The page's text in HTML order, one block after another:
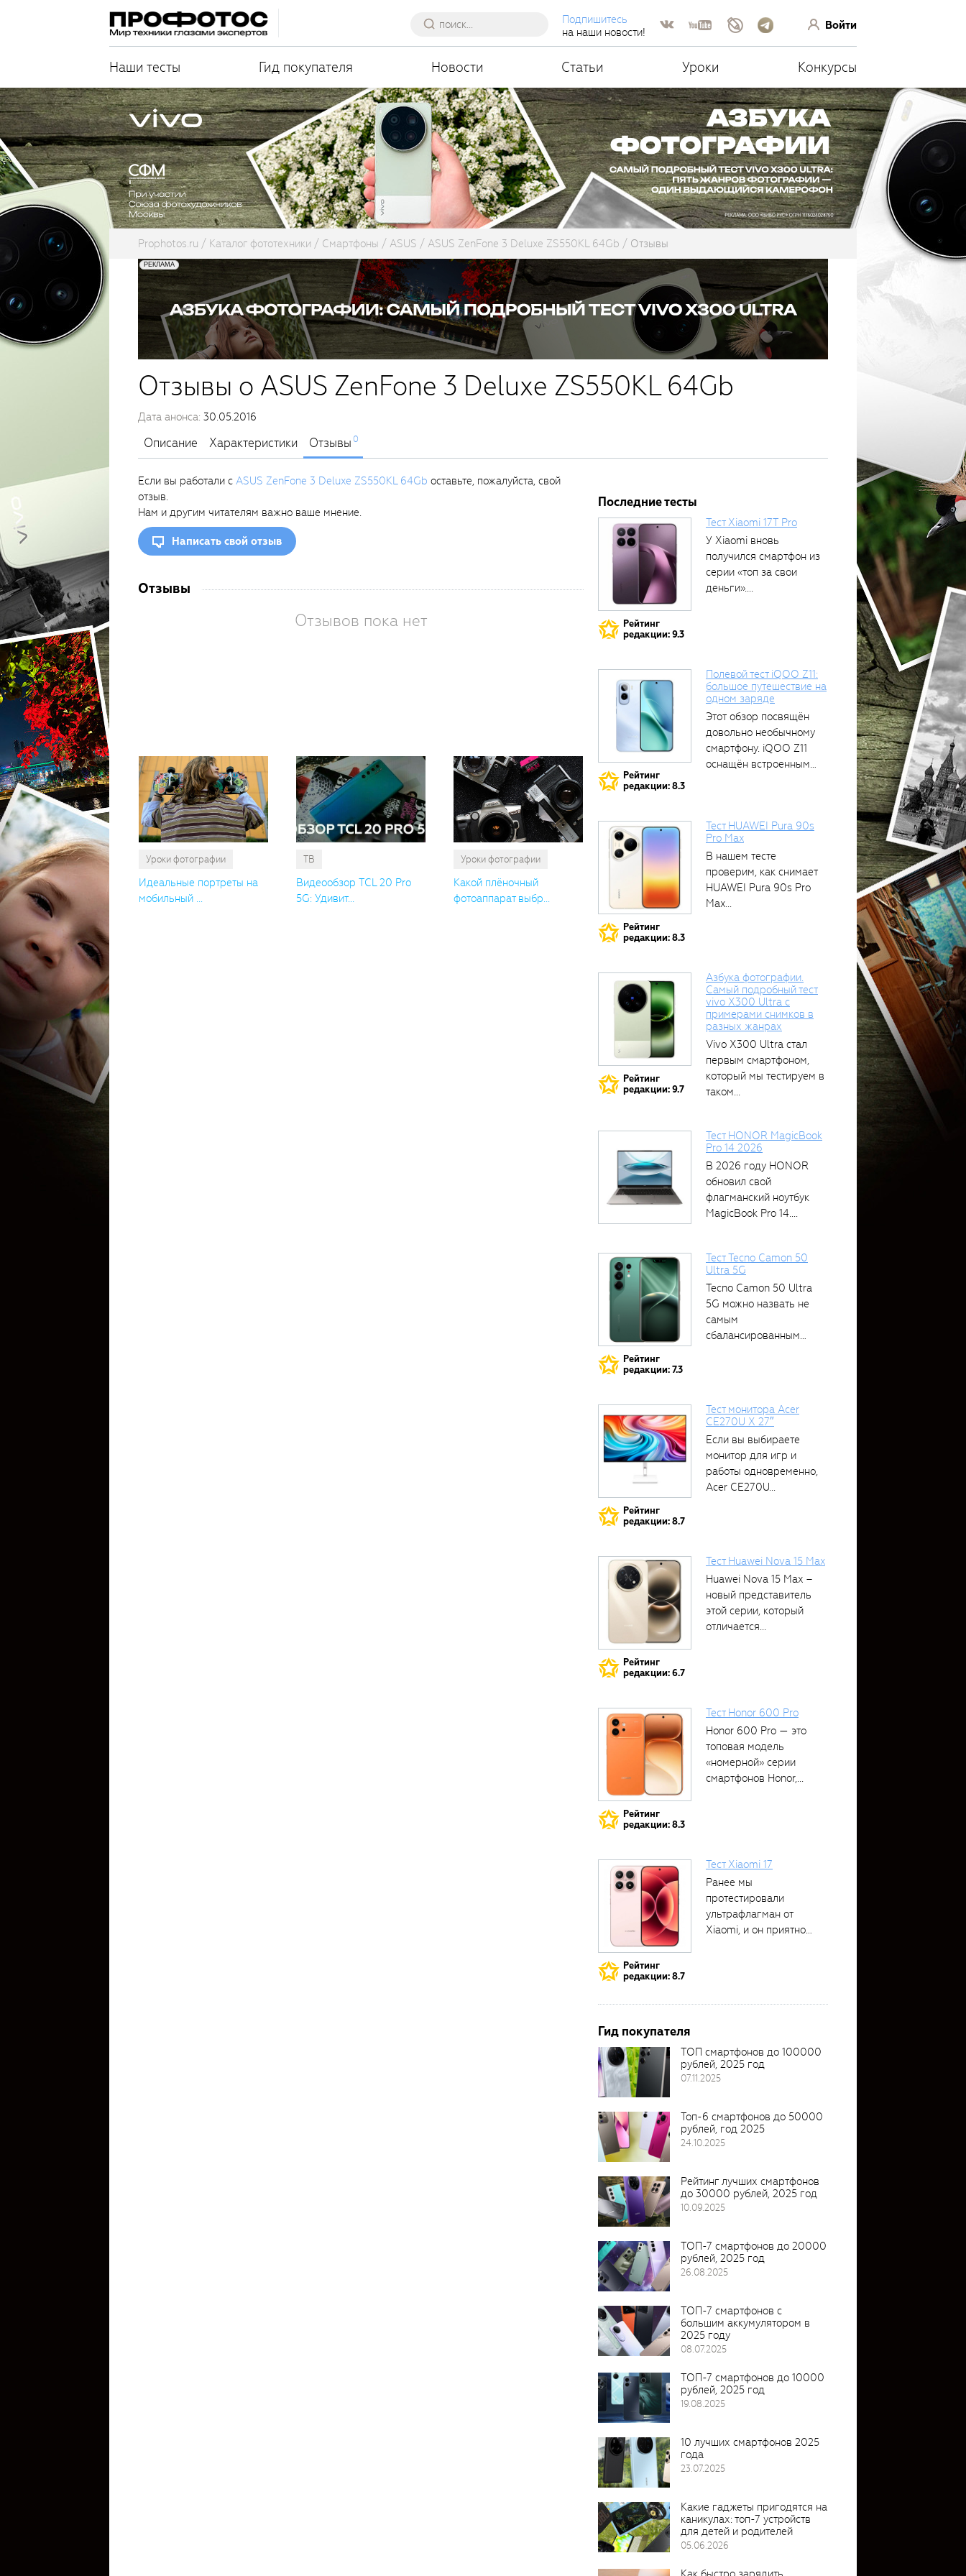
Подпишитесь
на наши новости!
Войти
Наши тесты Гид покупателя Новости Статьи Уроки Конкурсы
Prophotos.ru Каталог фототехники Смартфоны ASUS ASUS ZenFone 3 Deluxe ZS550KL 64Gb Отзывы
Отзывы о ASUS ZenFone 3 Deluxe ZS550KL 64Gb
Дата анонса: 30.05.2016
Описание Характеристики Отзывы0
Если вы работали с ASUS ZenFone 3 Deluxe ZS550KL 64Gb оставьте, пожалуйста, свой
отзыв.
Нам и другим читателям важно ваше мнение.
Написать свой отзыв
Отзывы
Отзывов пока нет
также
понравится
Уроки фотографии
Идеальные портреты на
мобильный ...
ТВ
Видеообзор TCL 20 Pro
5G: Удивит...
Уроки фотографии
Какой плёночный
фотоаппарат выбр...
Последние тесты
Рейтинг
редакции: 9.3
Тест Xiaomi 17T Pro
У Xiaomi вновь
получился смартфон из
серии «топ за свои
деньги»....
Рейтинг
редакции: 8.3
Полевой тест iQOO Z11:
большое путешествие на
одном заряде
Этот обзор посвящён
довольно необычному
смартфону. iQOO Z11
оснащён встроенным
Рейтинг
редакции: 8.3
Тест HUAWEI Pura 90s
Pro Max
В нашем тесте
проверим, как снимает
HUAWEI Pura 90s Pro
Max...
Рейтинг
редакции: 9.7
Азбука фотографии.
Самый подробный тест
vivo X300 Ultra с
примерами снимков в
разных жанрах
Vivo X300 Ultra стал
первым смартфоном,
который мы тестируем в
таком...
Тест HONOR MagicBook
Pro 14 2026
В 2026 году HONOR
обновил свой
флагманский ноутбук
MagicBook Pro 14....
Рейтинг
редакции: 7.3
Тест Tecno Camon 50
Ultra 5G
Tecno Camon 50 Ultra
5G можно назвать не
самым
сбалансированным
Рейтинг
редакции: 8.7
Тест монитора Acer
CE270U X 27″
Если вы выбираете
монитор для игр и
работы одновременно,
Acer CE270U...
Рейтинг
редакции: 6.7
Тест Huawei Nova 15 Max
Huawei Nova 15 Max –
новый представитель
этой серии, который
отличается...
Рейтинг
редакции: 8.3
Тест Honor 600 Pro
Honor 600 Pro — это
топовая модель
«номерной» серии
смартфонов Honor,...
Рейтинг
редакции: 8.7
Тест Xiaomi 17
Ранее мы
протестировали
ультрафлагман от
Xiaomi, и он приятно
Гид покупателя
ТОП смартфонов до 100000
рублей, 2025 год
07.11.2025
Топ-6 смартфонов до 50000
рублей, год 2025
24.10.2025
Рейтинг лучших смартфонов
до 30000 рублей, 2025 год
10.09.2025
ТОП-7 смартфонов до 20000
рублей, 2025 год
26.08.2025
ТОП-7 смартфонов с
большим аккумулятором в
2025 году
08.07.2025
ТОП-7 смартфонов до 10000
рублей, 2025 год
19.08.2025
10 лучших смартфонов 2025
года
23.07.2025
Какие гаджеты пригодятся на
каникулах: топ-7 устройств
для детей и родителей
05.06.2026